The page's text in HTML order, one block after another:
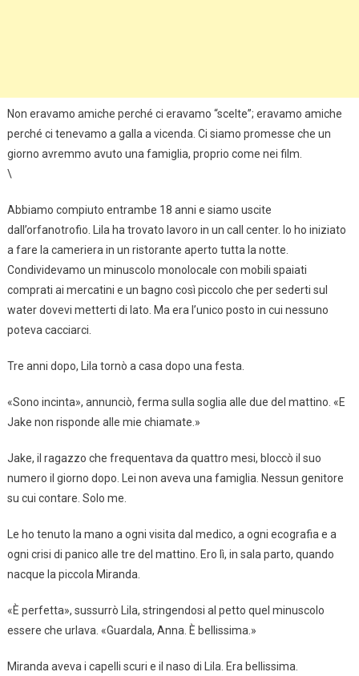
Non eravamo amiche perché ci eravamo “scelte”; eravamo amiche
perché ci tenevamo a galla a vicenda. Ci siamo promesse che un
giorno avremmo avuto una famiglia, proprio come nei film.
\
Abbiamo compiuto entrambe 18 anni e siamo uscite
dall’orfanotrofio. Lila ha trovato lavoro in un call center. Io ho iniziato
a fare la cameriera in un ristorante aperto tutta la notte.
Condividevamo un minuscolo monolocale con mobili spaiati
comprati ai mercatini e un bagno così piccolo che per sederti sul
water dovevi metterti di lato. Ma era l’unico posto in cui nessuno
poteva cacciarci.
Tre anni dopo, Lila tornò a casa dopo una festa.
«Sono incinta», annunciò, ferma sulla soglia alle due del mattino. «E
Jake non risponde alle mie chiamate.»
Jake, il ragazzo che frequentava da quattro mesi, bloccò il suo
numero il giorno dopo. Lei non aveva una famiglia. Nessun genitore
su cui contare. Solo me.
Le ho tenuto la mano a ogni visita dal medico, a ogni ecografia e a
ogni crisi di panico alle tre del mattino. Ero lì, in sala parto, quando
nacque la piccola Miranda.
«È perfetta», sussurrò Lila, stringendosi al petto quel minuscolo
essere che urlava. «Guardala, Anna. È bellissima.»
Miranda aveva i capelli scuri e il naso di Lila. Era bellissima.